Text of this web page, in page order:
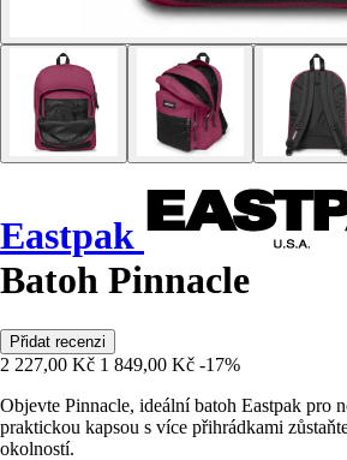
Eastpak
Batoh Pinnacle
Přidat recenzi
2 227,00 Kč 1 849,00 Kč -17%
Objevte Pinnacle, ideální batoh Eastpak pro
praktickou kapsou s více přihrádkami
okolností.